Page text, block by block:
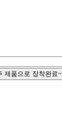
제품으로 장착완료~